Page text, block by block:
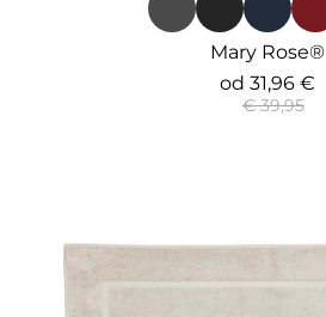
Mary Rose®
od 31,96 €
€ 39,95